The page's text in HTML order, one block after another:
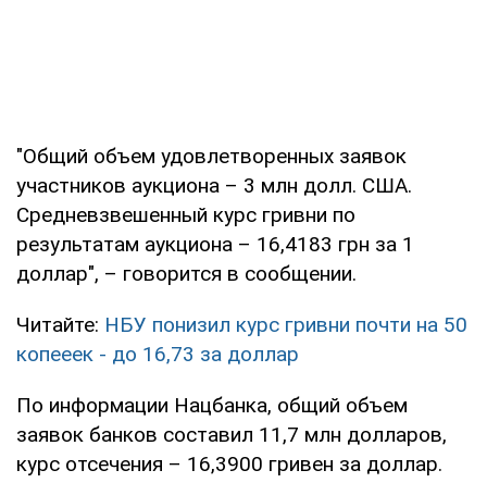
"Общий объем удовлетворенных заявок
участников аукциона – 3 млн долл. США.
Средневзвешенный курс гривни по
результатам аукциона – 16,4183 грн за 1
доллар", – говорится в сообщении.
Читайте: НБУ понизил курс гривни почти на 50
копееек - до 16,73 за доллар
По информации Нацбанка, общий объем
заявок банков составил 11,7 млн долларов,
курс отсечения – 16,3900 гривен за доллар.